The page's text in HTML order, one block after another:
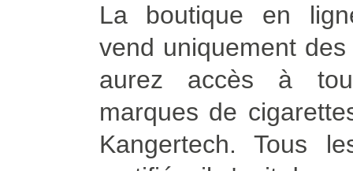
La boutique en
vend uniquement
aurez accès à
marques de
Kangertech. Tous